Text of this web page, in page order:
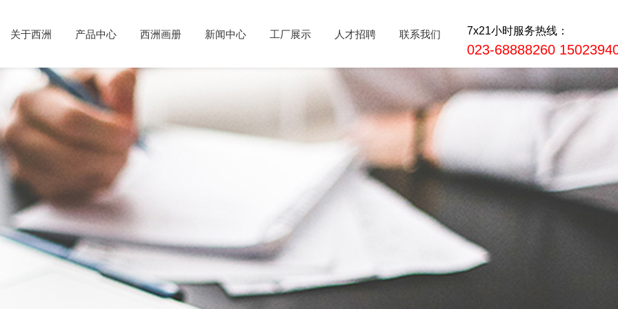
关于西洲 产品中心 西洲画册 新闻中心 工厂展示 人才招聘 联系我们 7x21小时服务热线：
023-68888260